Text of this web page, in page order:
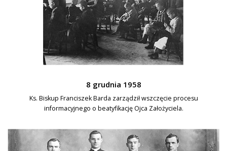
8 grudnia 1958
Ks. Biskup Franciszek Barda zarządził wszczęcie procesu
informacyjnego o beatyfikację Ojca Założyciela.